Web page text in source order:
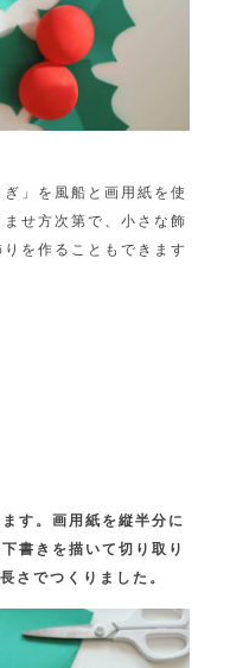
」を風船と画用紙を使
せ方次第で、小さな飾
を作ることもできます
す。画用紙を縦半分に
書きを描いて切り取り
さでつくりました。